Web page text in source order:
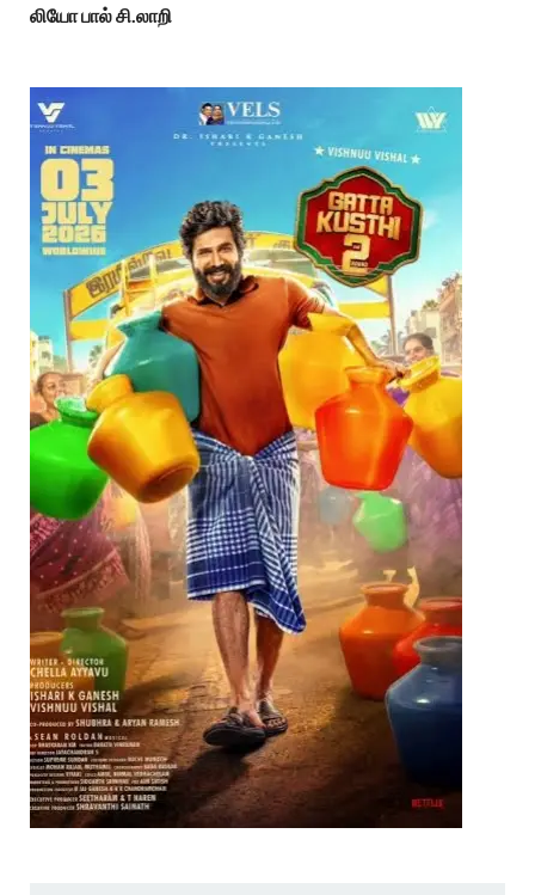
லியோ பால் சி.லாறி